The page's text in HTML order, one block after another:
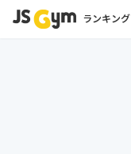
ランキング